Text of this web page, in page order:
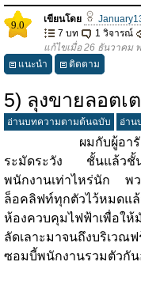
9.0 เขียนโดย
7 บท
1 วิจารณ์
แก้ไขเมื่อ 26 ธันวาคม
แนะนำ
ติดตาม
5) ลุงขายลอตเ
อ่านบทความตามต้นฉบับ อ่าน
ผมกับผู้อารักขา 3
ระมัดระวัง ชั้นแล้วชั้น
พนักงานเท่าไหร่นัก พว
ล็อคลิฟท์ทุกตัวไว้หมดแ
ห้องควบคุมไฟฟ้าเพื่อให้
ลัดเลาะมาจนถึงบริเว
ซอมบี้พนักงานรวมตัวกัน